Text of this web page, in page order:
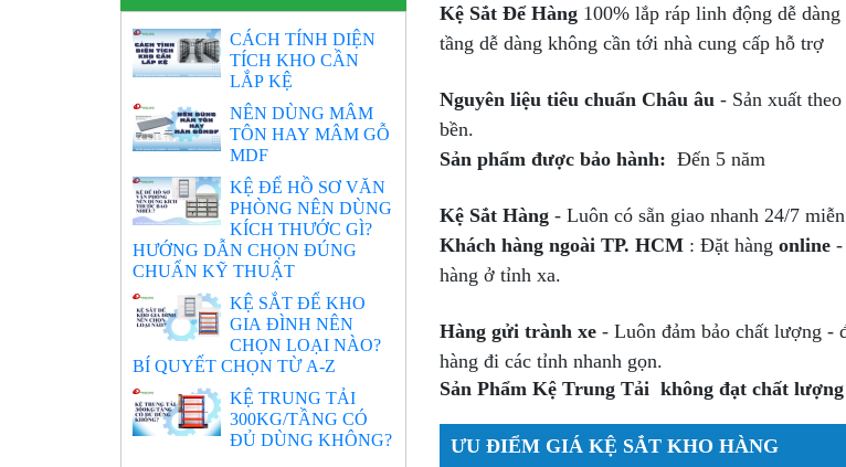
Kệ Sắt Để Hàng 100% lắp ráp linh động dễ
tầng dễ dàng không cần tới nhà cung cấp hỗ trợ
Nguyên liệu tiêu chuẩn Châu âu- Sản xuất
bền.
Sản phẩm được bảo hành: Đến 5 năm
Kệ Sắt Hàng - Luôn có sẵn giao nhanh 24/7
Khách hàng ngoài TP. HCM : Đặt hàngonline -
hàng ở tỉnh xa.
Hàng gửi trành xe- Luôn đảm bảo chất lượng -
hàng đi các tỉnh nhanh gọn.
Sản Phẩm Kệ Trung Tải không đạt chất
ƯU ĐIỂM GIÁ KỆ SẮT KHO HÀNG
CÁCH TÍNH DIỆN
TÍCH KHO CẦN
LẮP KỆ
NÊN DÙNG MÂM
TÔN HAY MÂM GỖ
MDF
KỆ ĐỂ HỒ SƠ VĂN
PHÒNG NÊN DÙNG
KÍCH THƯỚC GÌ?
HƯỚNG DẪN CHỌN ĐÚNG
CHUẨN KỸ THUẬT
KỆ SẮT ĐỂ KHO
GIA ĐÌNH NÊN
CHỌN LOẠI NÀO?
BÍ QUYẾT CHỌN TỪ A-Z
KỆ TRUNG TẢI
300KG/TẦNG CÓ
ĐỦ DÙNG KHÔNG?